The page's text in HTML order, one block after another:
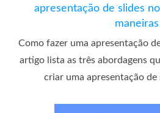
apresentação de slides
maneiras
Como fazer uma apresentação
artigo lista as três abordagens
criar uma apresentação